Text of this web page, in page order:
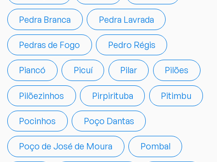
Pedra Branca Pedra Lavrada
Pedras de Fogo Pedro Régis
Piancó Picuí Pilar Pilões
Pilõezinhos Pirpirituba Pitimbu
Pocinhos Poço Dantas
Poço de José de Moura Pombal